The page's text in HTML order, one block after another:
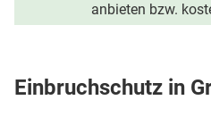
anbieten bzw.
Einbruchschutz in